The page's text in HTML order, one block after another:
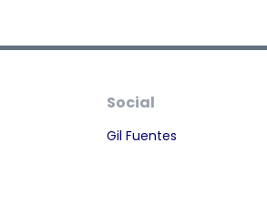
Social
Gil Fuentes